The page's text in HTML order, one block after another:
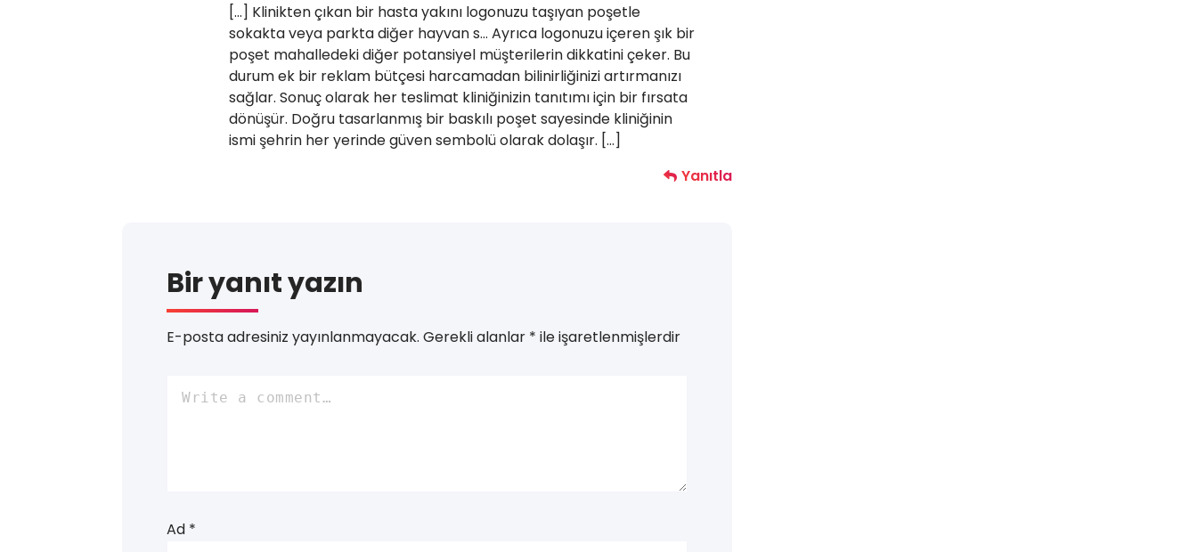
[…] Klinikten çıkan bir hasta yakını logonuzu taşıyan poşetle
sokakta veya parkta diğer hayvan s… Ayrıca logonuzu içeren şık bir
poşet mahalledeki diğer potansiyel müşterilerin dikkatini çeker. Bu
durum ek bir reklam bütçesi harcamadan bilinirliğinizi artırmanızı
sağlar. Sonuç olarak her teslimat kliniğinizin tanıtımı için bir fırsata
dönüşür. Doğru tasarlanmış bir baskılı poşet sayesinde kliniğinin
ismi şehrin her yerinde güven sembolü olarak dolaşır. […]
Yanıtla
Bir yanıt yazın
E-posta adresiniz yayınlanmayacak. Gerekli alanlar * ile işaretlenmişlerdir
Ad *